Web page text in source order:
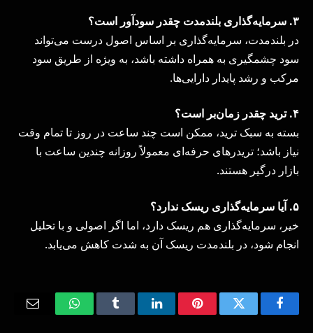
۳. سرمایه‌گذاری بلندمدت چقدر سودآور است؟
در بلندمدت، سرمایه‌گذاری بر اساس اصول درست می‌تواند
سود چشمگیری به همراه داشته باشد، به ویژه از طریق سود
مرکب و رشد پایدار دارایی‌ها.
۴.ترید چقدر زمان‌بر است؟
بسته به سبک ترید، ممکن است چند ساعت در روز تا تمام وقت
نیاز باشد؛ تریدرهای حرفه‌ای معمولاً روزانه چندین ساعت با
بازار درگیر هستند.
۵. آیا سرمایه‌گذاری ریسک ندارد؟
خیر، سرمایه‌گذاری هم ریسک دارد، اما اگر اصولی و با تحلیل
انجام شود، در بلندمدت ریسک آن به شدت کاهش می‌یابد.
Facebook
Twitter
Pinterest
LinkedIn
Tumblr
WhatsApp
Email